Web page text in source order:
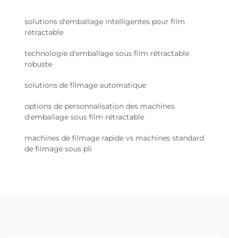
solutions d'emballage intelligentes pour film
rétractable
technologie d'emballage sous film rétractable
robuste
solutions de filmage automatique
options de personnalisation des machines
d'emballage sous film rétractable
machines de filmage rapide vs machines standard
de filmage sous pli